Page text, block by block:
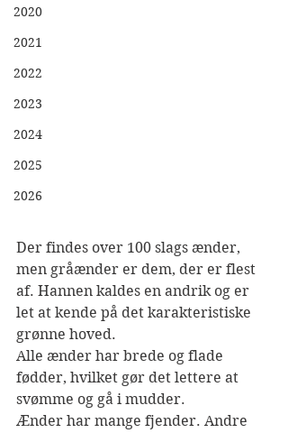
2020
2021
2022
2023
2024
2025
2026
Der findes over 100 slags ænder,
men gråænder er dem, der er flest
af. Hannen kaldes en andrik og er
let at kende på det karakteristiske
grønne hoved.
Alle ænder har brede og flade
fødder, hvilket gør det lettere at
svømme og gå i mudder.
Ænder har mange fjender. Andre